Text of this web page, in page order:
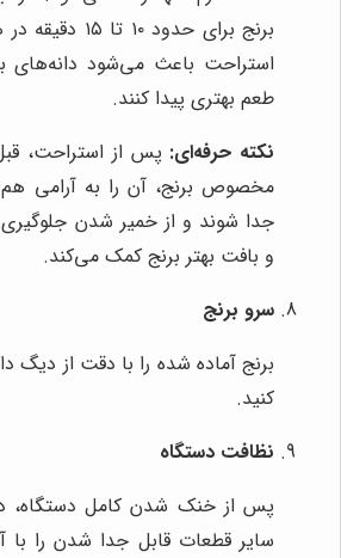
برنج برای
استراحت باعث می‌شود دانه‌های
طعم بهتری پیدا کنند.
نکته حرفه‌ای: پس از استراحت،
مخصوص برنج، آن را به آرامی هم
جدا شوند و از خمیر شدن
و بافت بهتر برنج کمک می‌کند.
سرو برنج
برنج آماده شده را با دقت از دیگ
کنید.
نظافت دستگاه
پس از خنک شدن کامل دستگاه،
سایر قطعات قابل جدا شدن را با